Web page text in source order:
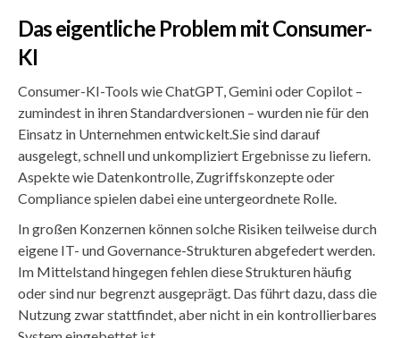
Das eigentliche Problem mit Consumer-
KI
Consumer-KI-Tools wie ChatGPT, Gemini oder Copilot –
zumindest in ihren Standardversionen – wurden nie für den
Einsatz in Unternehmen entwickelt.Sie sind darauf
ausgelegt, schnell und unkompliziert Ergebnisse zu liefern.
Aspekte wie Datenkontrolle, Zugriffskonzepte oder
Compliance spielen dabei eine untergeordnete Rolle.
In großen Konzernen können solche Risiken teilweise durch
eigene IT- und Governance-Strukturen abgefedert werden.
Im Mittelstand hingegen fehlen diese Strukturen häufig
oder sind nur begrenzt ausgeprägt. Das führt dazu, dass die
Nutzung zwar stattfindet, aber nicht in ein kontrollierbares